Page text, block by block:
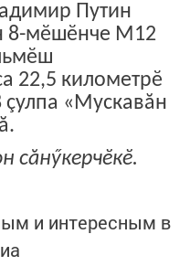
Путин
8-мӗшӗнче М12
22,5 километрӗ
«Мускавăн
сăнӳкерчӗкӗ.
и интересным в